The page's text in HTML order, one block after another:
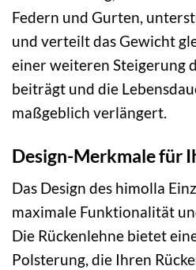
Federn und Gurten,
und verteilt das Gewicht
einer weiteren Steigerung
beiträgt und die
maßgeblich verlängert.
Design-Merkmale für
Das Design des himolla
maximale Funktionalität
Die Rückenlehne bietet
Polsterung, die Ihren